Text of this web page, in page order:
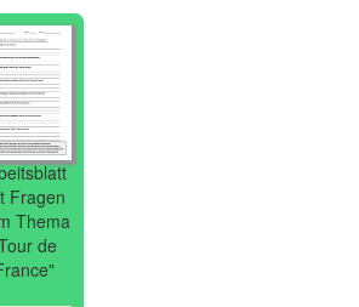
Fragen
Thema
de